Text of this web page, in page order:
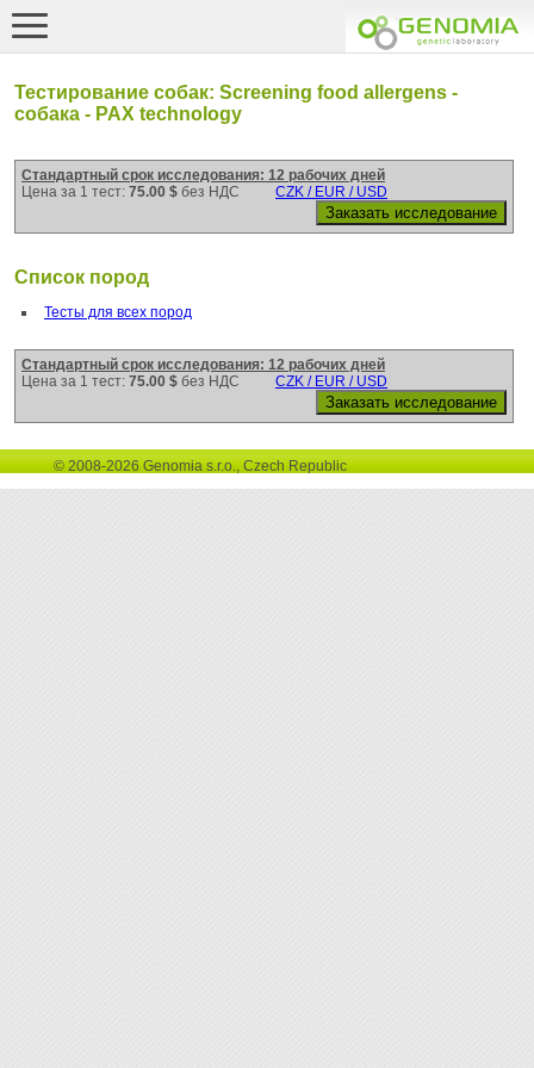
Тестирование собак: Screening food allergens -
собака - PAX technology
Стандартный срок исследования: 12 рабочих дней
Цена за 1 тест: 75.00 $ без НДС CZK / EUR / USD
Список пород
Тесты для всех пород
Стандартный срок исследования: 12 рабочих дней
Цена за 1 тест: 75.00 $ без НДС CZK / EUR / USD
© 2008-2026 Genomia s.r.o., Czech Republic